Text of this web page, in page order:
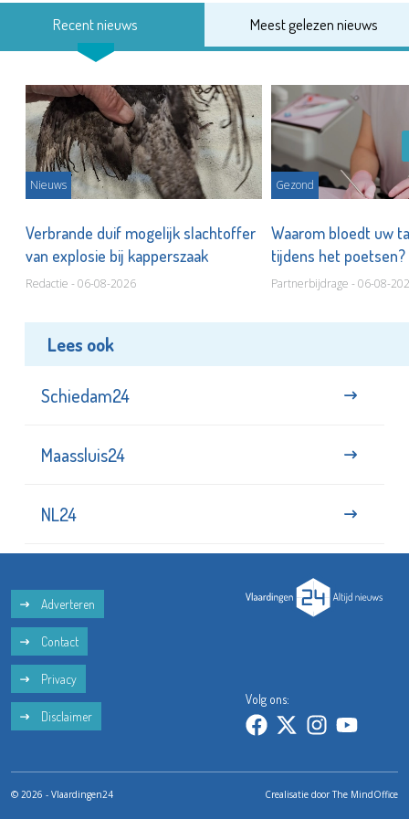
Recent nieuws Meest gelezen nieuws
Nieuws
Verbrande duif mogelijk slachtoffer
van explosie bij kapperszaak
Redactie - 06-08-2026
Gezond
Waarom bloedt uw
tijdens het poetsen?
Partnerbijdrage - 06-08-
Lees ook
Schiedam24
Maassluis24
NL24
Adverteren
Contact
Privacy
Disclaimer
Volg ons:
© 2026 - Vlaardingen24 Crealisatie doorThe MindOffice